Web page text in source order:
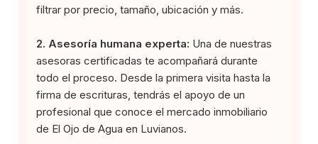
filtrar por precio, tamaño, ubicación y más.
2. Asesoría humana experta: Una de nuestras
asesoras certificadas te acompañará durante
todo el proceso. Desde la primera visita hasta la
firma de escrituras, tendrás el apoyo de un
profesional que conoce el mercado inmobiliario
de El Ojo de Agua en Luvianos.